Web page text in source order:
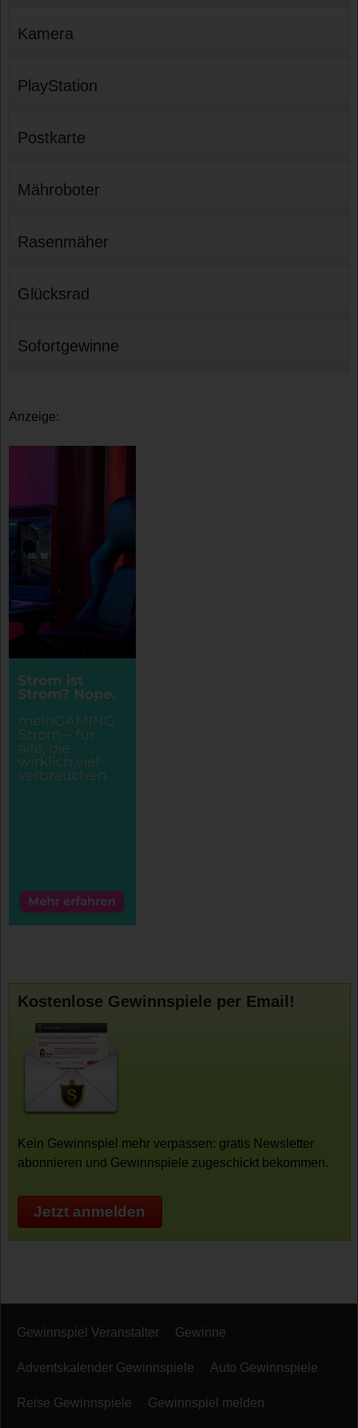
Kamera
PlayStation
Postkarte
Mähroboter
Rasenmäher
Glücksrad
Sofortgewinne
Anzeige:
Kostenlose Gewinnspiele per Email!
Kein Gewinnspiel mehr verpassen: gratis Newsletter
abonnieren und Gewinnspiele zugeschickt bekommen.
Jetzt anmelden
Gewinnspiel Veranstalter Gewinne
Adventskalender Gewinnspiele Auto Gewinnspiele
Reise Gewinnspiele Gewinnspiel melden